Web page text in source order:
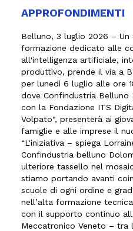
APPROFONDIMENTI
Belluno, 3 luglio 2026 – Un
formazione dedicato alle
all'intelligenza artificiale,
produttivo, prende il via a
per lunedì 6 luglio alle ore
dove Confindustria
con la Fondazione ITS
Volpato", presenterà ai
famiglie e alle imprese il
“L'iniziativa – spiega
Confindustria belluno
ulteriore tassello nel
stiamo portando avanti
scuole di ogni ordine e
nell’alta formazione
con il supporto continuo
Meccatronico Veneto – tra